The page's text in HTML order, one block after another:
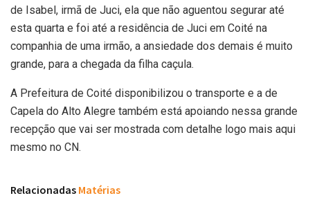
de Isabel, irmã de Juci, ela que não aguentou segurar até
esta quarta e foi até a residência de Juci em Coité na
companhia de uma irmão, a ansiedade dos demais é muito
grande, para a chegada da filha caçula.
A Prefeitura de Coité disponibilizou o transporte e a de
Capela do Alto Alegre também está apoiando nessa grande
recepção que vai ser mostrada com detalhe logo mais aqui
mesmo no CN.
Relacionadas Matérias